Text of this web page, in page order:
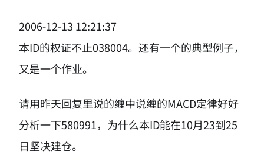
2006-12-13 12:21:37
本ID的权证不止038004。还有一个的典型例子，
又是一个作业。
请用昨天回复里说的缠中说缠的MACD定律好好
分析一下580991，为什么本ID能在10月23到25
日坚决建仓。